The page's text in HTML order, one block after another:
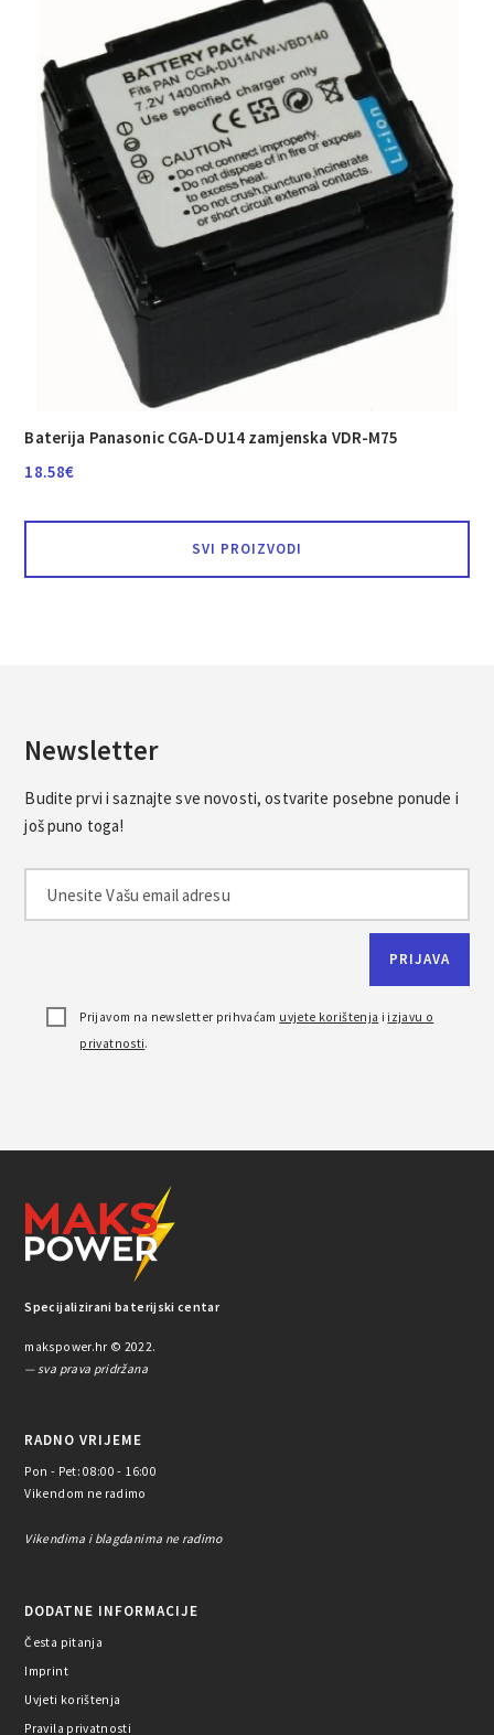
Baterija Panasonic CGA-DU14 zamjenska VDR-M75
18.58€
SVI PROIZVODI
Newsletter
Budite prvi i saznajte sve novosti, ostvarite posebne ponude i
još puno toga!
Prijavom na newsletter prihvaćam uvjete korištenja i izjavu o
privatnosti.
Specijalizirani baterijski centar
makspower.hr © 2022.
— sva prava pridržana
RADNO VRIJEME
Pon - Pet: 08:00 - 16:00
Vikendom ne radimo
Vikendima i blagdanima ne radimo
DODATNE INFORMACIJE
Česta pitanja
Imprint
Uvjeti korištenja
Pravila privatnosti